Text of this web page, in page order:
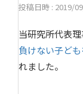
投稿日時 : 2019/
当研究所代表
負けない子ども
れました。